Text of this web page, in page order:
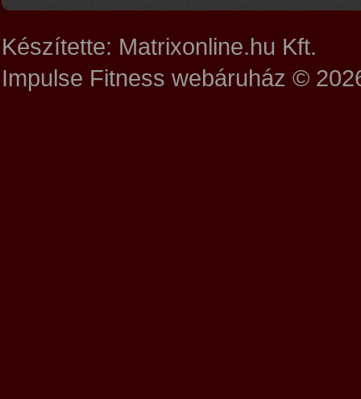
Készítette: Matrixonline.hu Kft.
Impulse Fitness webáruház ©